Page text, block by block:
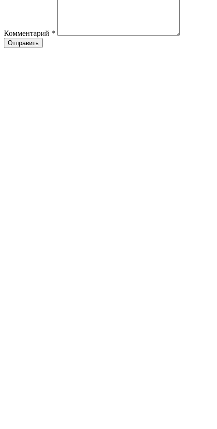
Комментарий *
Отправить